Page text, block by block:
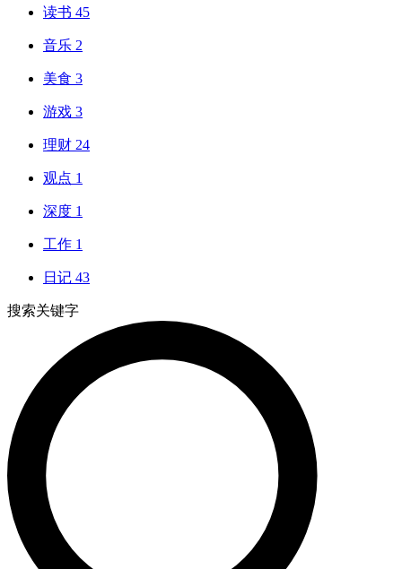
读书 45
音乐 2
美食 3
游戏 3
理财 24
观点 1
深度 1
工作 1
日记 43
搜索关键字